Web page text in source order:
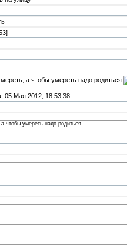
а чтобы умереть надо родиться
05 Мая 2012, 18:53:38
чтобы умереть надо родиться